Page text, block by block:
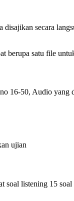
secara
satu file
16-50, Audio
ujian
listening 15